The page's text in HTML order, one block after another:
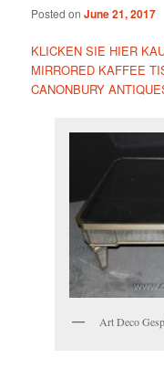
Posted onJune 21, 2017
KLICKEN SIE HIER
MIRRORED KAFFEE
CANONBURY
Art Deco